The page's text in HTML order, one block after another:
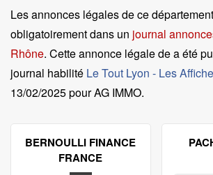
Les annonces légales de ce
obligatoirement dans un journal
Rhône. Cette annonce légale de a été
journal habilité Le Tout Lyon - Les
13/02/2025 pour AG IMMO.
BERNOULLI FINANCE
FRANCE